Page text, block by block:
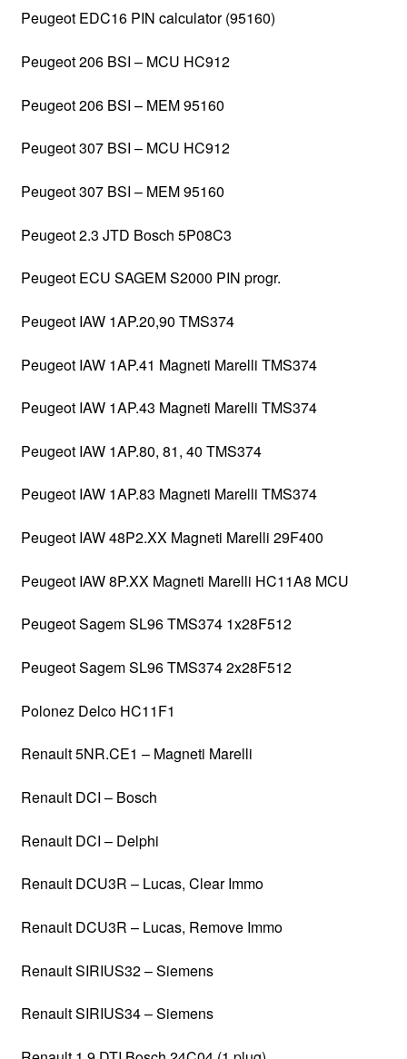
Peugeot EDC16 PIN calculator (95160)
Peugeot 206 BSI – MCU HC912
Peugeot 206 BSI – MEM 95160
Peugeot 307 BSI – MCU HC912
Peugeot 307 BSI – MEM 95160
Peugeot 2.3 JTD Bosch 5P08C3
Peugeot ECU SAGEM S2000 PIN progr.
Peugeot IAW 1AP.20,90 TMS374
Peugeot IAW 1AP.41 Magneti Marelli TMS374
Peugeot IAW 1AP.43 Magneti Marelli TMS374
Peugeot IAW 1AP.80, 81, 40 TMS374
Peugeot IAW 1AP.83 Magneti Marelli TMS374
Peugeot IAW 48P2.XX Magneti Marelli 29F400
Peugeot IAW 8P.XX Magneti Marelli HC11A8 MCU
Peugeot Sagem SL96 TMS374 1x28F512
Peugeot Sagem SL96 TMS374 2x28F512
Polonez Delco HC11F1
Renault 5NR.CE1 – Magneti Marelli
Renault DCI – Bosch
Renault DCI – Delphi
Renault DCU3R – Lucas, Clear Immo
Renault DCU3R – Lucas, Remove Immo
Renault SIRIUS32 – Siemens
Renault SIRIUS34 – Siemens